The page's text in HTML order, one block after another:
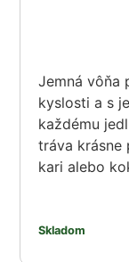
Jemná vôňa
kyslosti a s
každému
tráva krásne
kari alebo
Skladom